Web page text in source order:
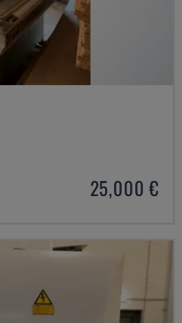
25,000 €